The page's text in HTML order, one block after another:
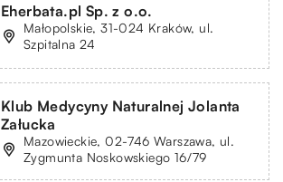
Eherbata.pl Sp. z o.o.
Małopolskie, 31-024 Kraków, ul.
Szpitalna 24
Klub Medycyny Naturalnej Jolanta
Załucka
Mazowieckie, 02-746 Warszawa, ul.
Zygmunta Noskowskiego 16/79